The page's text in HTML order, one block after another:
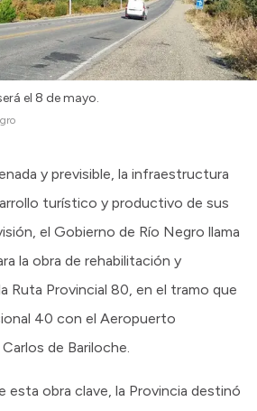
el 8 de mayo.
y previsible, la infraestructura
turístico y productivo de sus
el Gobierno de Río Negro llama
la obra de rehabilitación y
Ruta Provincial 80, en el tramo que
40 con el Aeropuerto
de Bariloche.
esta obra clave, la Provincia destinó